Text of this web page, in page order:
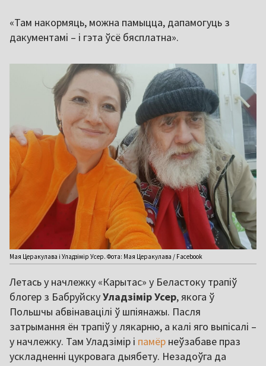
«Там накормяць, можна памыцца, дапамогуць з
дакументамі – і гэта ўсё бясплатна».
Мая Церакулава і Уладзімір Усер. Фота: Мая Церакулава / Facebook
Летась у начлежку «Карытас» у Беластоку трапіў
блогер з БабруйскуУладзімір Усер, якога ў
Польшчы абвінавацілі ў шпіянажы. Пасля
затрымання ён трапіў у лякарню, а калі яго выпісалі –
у начлежку. Там Уладзімір і памёр неўзабаве праз
ускладненні цукровага дыябету. Незадоўга да